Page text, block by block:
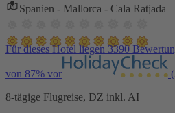
Spanien - Mallorca - Cala Ratjada
Für dieses Hotel liegen 3390
von 87% vor
8-tägige Flugreise, DZ inkl. AI